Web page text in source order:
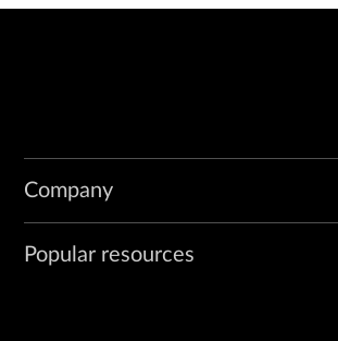
Company
Popular resources